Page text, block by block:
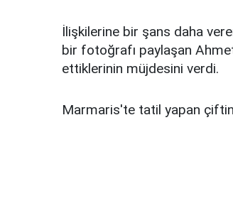
İlişkilerine bir şans daha
bir fotoğrafı paylaşan
ettiklerinin müjdesini verdi.
Marmaris'te tatil yapan